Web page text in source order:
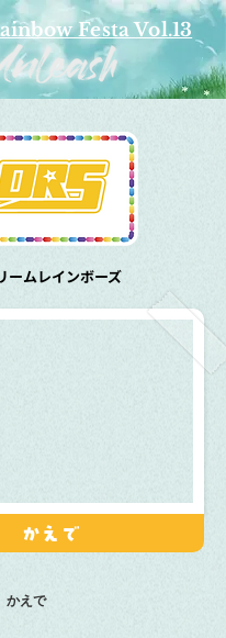
Festa Vol.13
ームレインボーズ
かえで
かえで